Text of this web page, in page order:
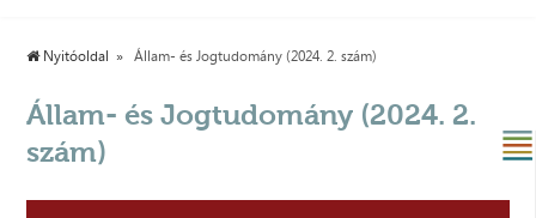
Nyitóoldal Állam- és Jogtudomány (2024. 2. szám)
Állam- és Jogtudomány (2024. 2.
szám)